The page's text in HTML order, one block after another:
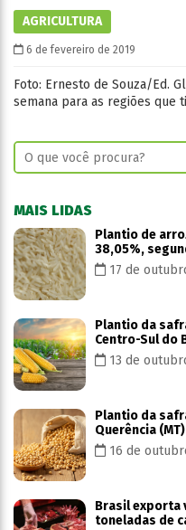
AGRICULTURA
6 de fevereiro de 2019
Foto: Ernesto de Souza/Ed.
semana para as regiões que
MAIS LIDAS
Plantio de
38,05%,
17 de
Plantio da
Centro-Sul do
13 de
Plantio da
Querência
16 de
Brasil exporta
toneladas de